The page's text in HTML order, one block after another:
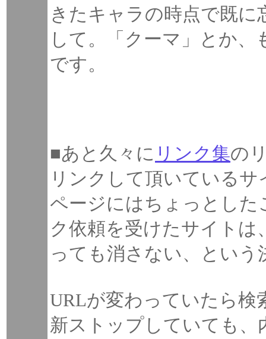
きたキャラの時点で既
して。「クーマ」とか
です。
■あと久々に リンク集の
リンクして頂いている
ページにはちょっとし
ク依頼を受けたサイト
っても消さない、とい
URLが変わっていたら検
新ストップしていても